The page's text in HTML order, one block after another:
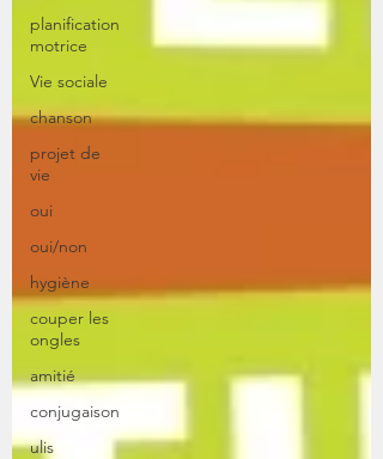
planification
motrice
Vie sociale
chanson
projet de
vie
oui
oui/non
hygiène
couper les
ongles
amitié
conjugaison
ulis